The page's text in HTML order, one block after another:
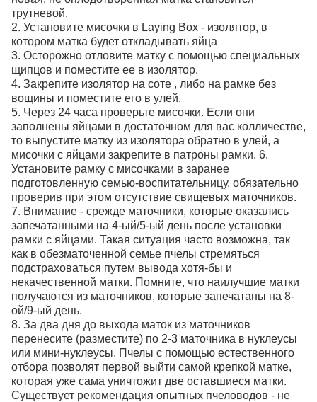
трутневой.
2. Установите мисочки в Laying Box - изолятор, в
котором матка будет откладывать яйца
3. Осторожно отловите матку с помощью специальных
щипцов и поместите ее в изолятор.
4. Закрепите изолятор на соте , либо на рамке без
вощины и поместите его в улей.
5. Через 24 часа проверьте мисочки. Если они
заполнены яйцами в достаточном для вас колличестве,
то выпустите матку из изолятора обратно в улей, а
мисочки с яйцами закрепите в патроны рамки. 6.
Установите рамку с мисочками в заранее
подготовленную семью-воспитательницу, обязательно
проверив при этом отсутствие свищевых маточников.
7. Внимание - срежде маточники, которые оказались
запечатанными на 4-ый/5-ый день после установки
рамки с яйцами. Такая ситуация часто возможна, так
как в обезматоченной семье пчелы стремяться
подстраховаться путем вывода хотя-бы и
некачественной матки. Помните, что наилучшие матки
получаются из маточников, которые запечатаны на 8-
ой/9-ый день.
8. За два дня до выхода маток из маточников
перенесите (разместите) по 2-3 маточника в нуклеусы
или мини-нуклеусы. Пчелы с помощью естественного
отбора позволят первой выйти самой крепкой матке,
которая уже сама уничтожит две оставшиеся матки.
Существует рекомендация опытных пчеловодов - не